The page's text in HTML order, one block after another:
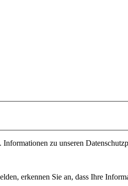
zu unseren
erkennen Sie an, dass Ihre